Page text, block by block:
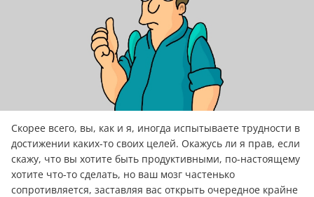
Скорее всего, вы, как и я, иногда испытываете трудности в
достижении каких-то своих целей. Окажусь ли я прав, если
скажу, что вы хотите быть продуктивными, по-настоящему
хотите что-то сделать, но ваш мозг частенько
сопротивляется, заставляя вас открыть очередное крайне